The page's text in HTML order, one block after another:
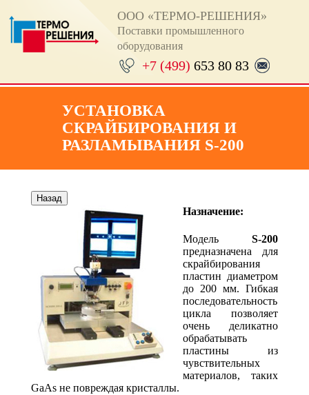
ООО «ТЕРМО-РЕШЕНИЯ»
Поставки промышленного
оборудования
+7 (499) 653 80 83
УСТАНОВКА
СКРАЙБИРОВАНИЯ И
РАЗЛАМЫВАНИЯ S-200
Назначение:
МодельS-200
предназначена для
скрайбирования
пластин диаметром
до 200 мм. Гибкая
последовательность
цикла позволяет
очень деликатно
обрабатывать
пластины из
чувствительных
материалов, таких
GaAs не повреждая кристаллы.